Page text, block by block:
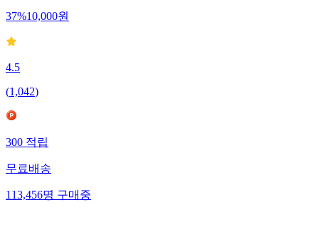
37%10,000원
4.5
(1,042)
300 적립
무료배송
113,456명 구매중